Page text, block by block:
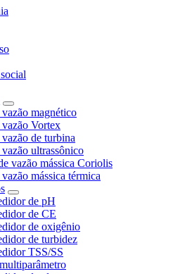
magnético
Vortex
de turbina
ultrassônico
vazão mássica Coriolis
mássica térmica
de pH
de CE
de oxigênio
de turbidez
TSS/SS